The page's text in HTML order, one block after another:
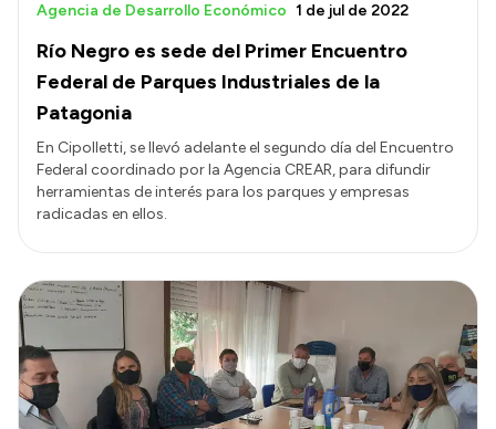
Río Negro es sede del Primer Encuentro
Federal de Parques Industriales de la
Patagonia
Agencia de Desarrollo Económico 1 de jul de 2022
En Cipolletti, se llevó adelante el segundo día del Encuentro
Federal coordinado por la Agencia CREAR, para difundir
herramientas de interés para los parques y empresas
radicadas en ellos.